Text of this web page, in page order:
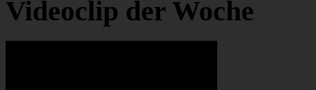
Videoclip der Woche